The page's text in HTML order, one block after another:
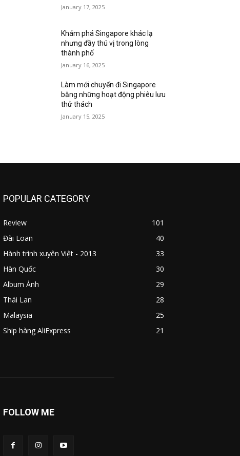
January 17, 2025
Khám phá Singapore khác lạ
nhưng đầy thú vị trong lòng
thành phố
January 16, 2025
Làm mới chuyến đi Singapore
bằng những hoạt động phiêu lưu
thử thách
January 15, 2025
POPULAR CATEGORY
Review
101
Đài Loan
40
Hành trình xuyên Việt - 2013
33
Hàn Quốc
30
Album Ảnh
29
Thái Lan
28
Malaysia
25
Ship hàng AliExpress
21
FOLLOW ME